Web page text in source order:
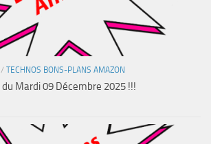
/ TECHNOS BONS-PLANS AMAZON
Mardi 09 Décembre 2025 !!!